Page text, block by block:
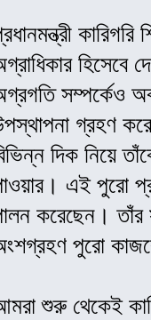
হিসেবে
সম্পর্কেও
গ্রহণ
দিক নিয়ে
এই পুরো
করেছেন। তাঁর
পুরো
শুরু থেকেই